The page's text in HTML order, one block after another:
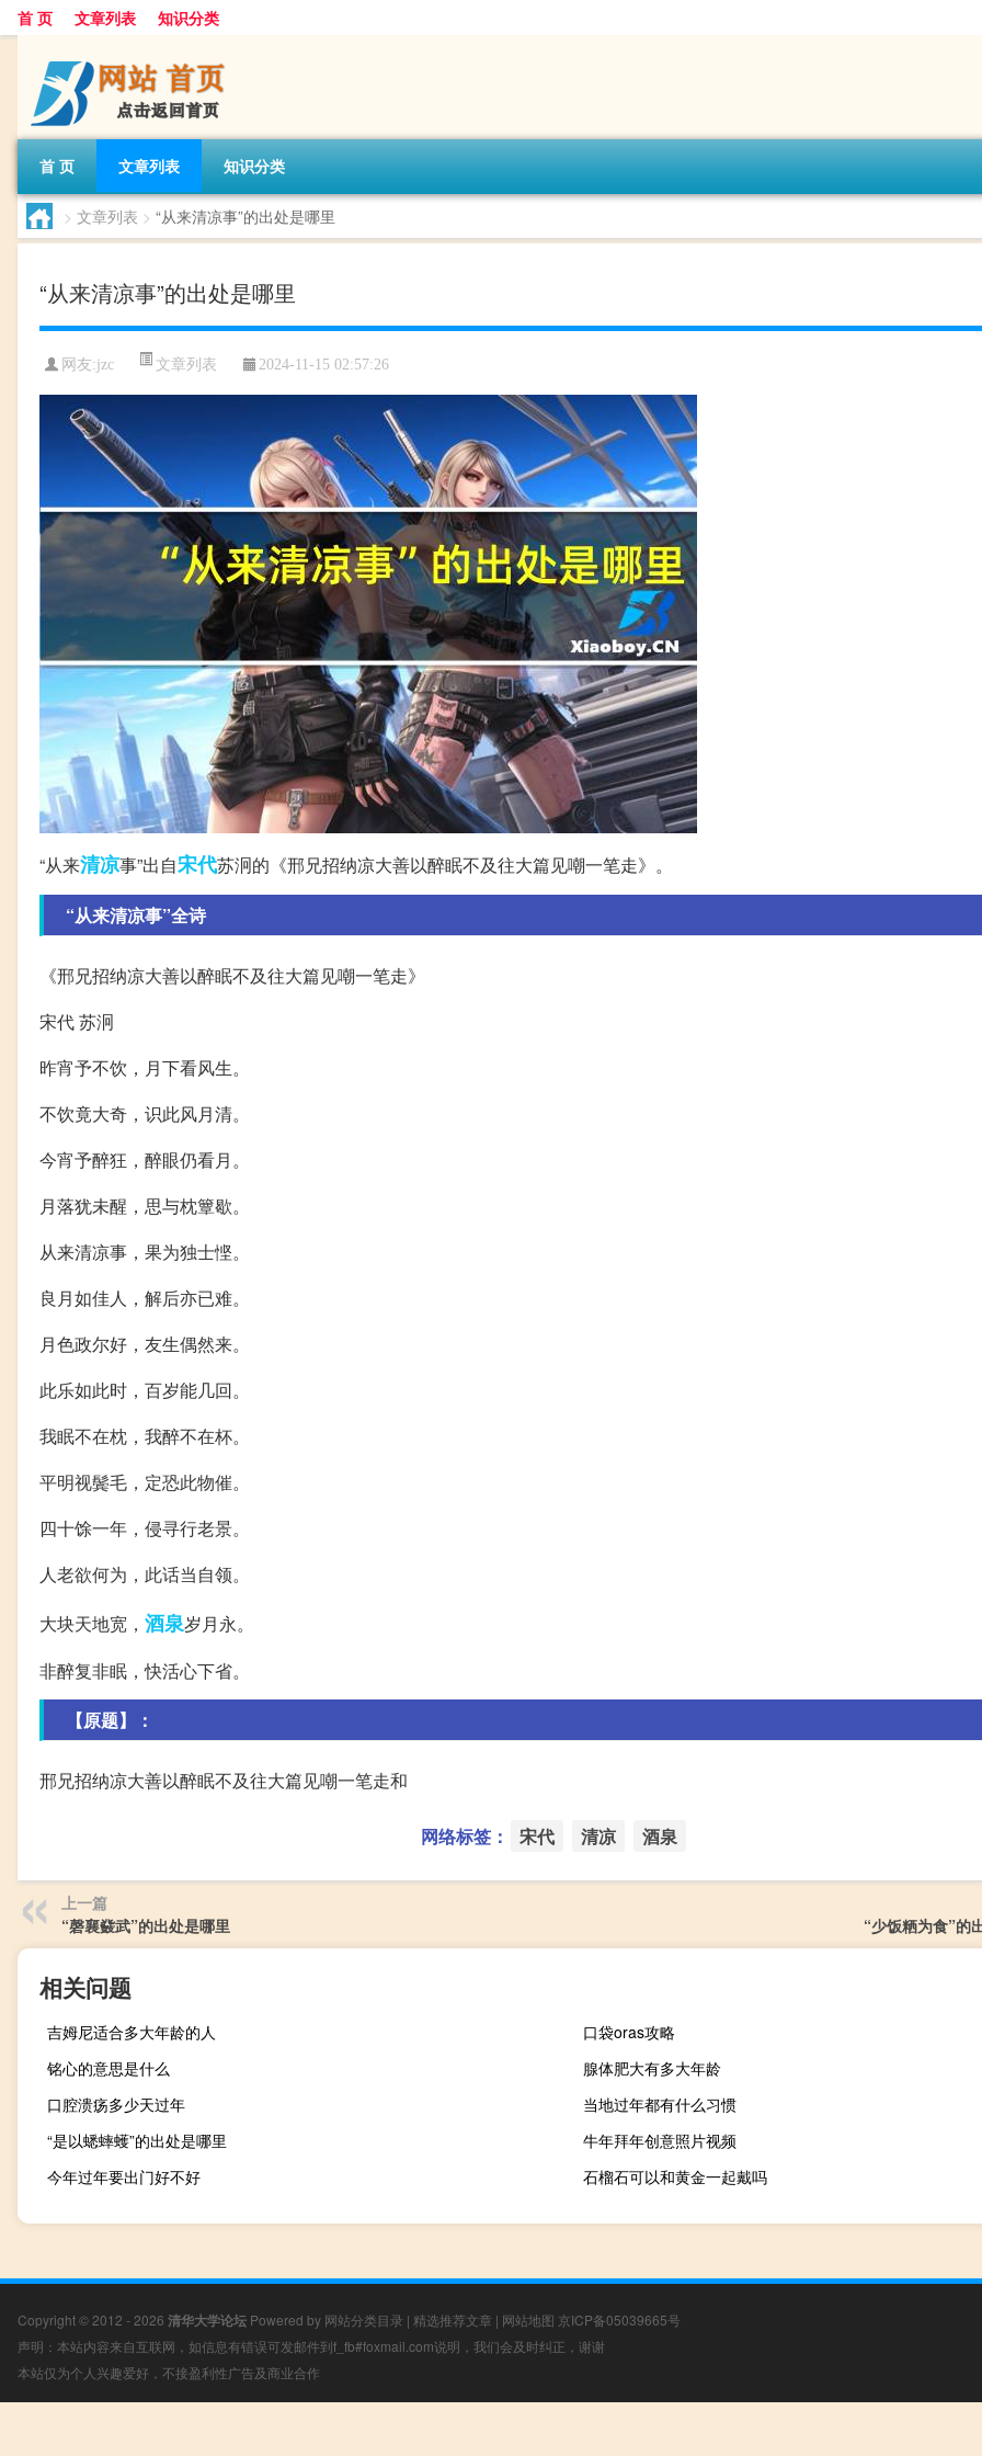
首 页 文章列表 知识分类
首 页 文章列表 知识分类
> 文章列表 > “从来清凉事”的出处是哪里
“从来清凉事”的出处是哪里
网友:jzc 文章列表 2024-11-15 02:57:26
“从来清凉事”出自宋代苏泂的《邢兄招纳凉大善以醉眠不及往大篇见嘲一笔走》。
“从来清凉事”全诗
《邢兄招纳凉大善以醉眠不及往大篇见嘲一笔走》
宋代 苏泂
昨宵予不饮，月下看风生。
不饮竟大奇，识此风月清。
今宵予醉狂，醉眼仍看月。
月落犹未醒，思与枕簟歇。
从来清凉事，果为独士悭。
良月如佳人，解后亦已难。
月色政尔好，友生偶然来。
此乐如此时，百岁能几回。
我眠不在枕，我醉不在杯。
平明视鬓毛，定恐此物催。
四十馀一年，侵寻行老景。
人老欲何为，此话当自领。
大块天地宽， 酒泉岁月永。
非醉复非眠，快活心下省。
【原题】：
邢兄招纳凉大善以醉眠不及往大篇见嘲一笔走和
网络标签： 宋代 清凉 酒泉
上一篇
“磬襄鼗武”的出处是哪里
“少饭粞为食”的
相关问题
吉姆尼适合多大年龄的人
口袋oras攻略
铭心的意思是什么
腺体肥大有多大年龄
口腔溃疡多少天过年
当地过年都有什么习惯
“是以蟋蟀蠖”的出处是哪里
牛年拜年创意照片视频
今年过年要出门好不好
石榴石可以和黄金一起戴吗
Copyright © 2012 - 2026 清华大学论坛 Powered by 网站分类目录 | 精选推荐文章 | 网站地图 京ICP备05039665号
声明：本站内容来自互联网，如信息有错误可发邮件到f_fb#foxmail.com说明，我们会及时纠正，谢谢
本站仅为个人兴趣爱好，不接盈利性广告及商业合作